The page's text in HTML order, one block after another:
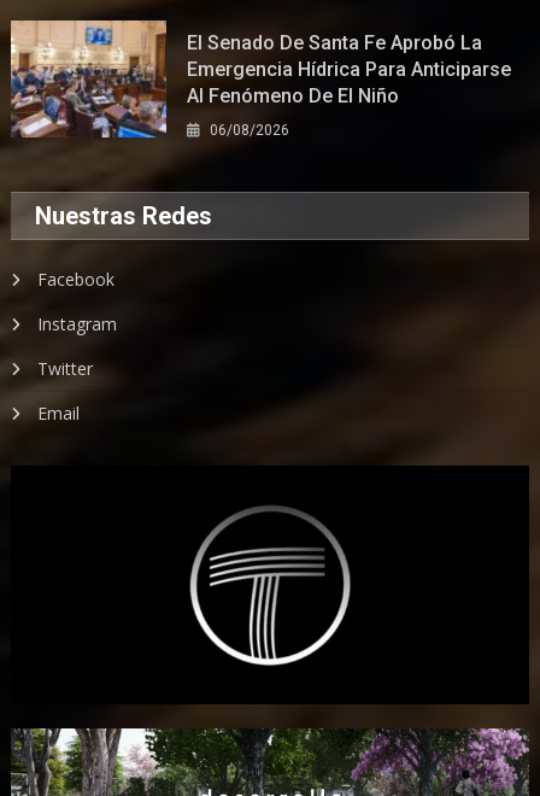
El Senado De Santa Fe Aprobó La
Emergencia Hídrica Para Anticiparse
Al Fenómeno De El Niño
06/08/2026
Nuestras Redes
Facebook
Instagram
Twitter
Email